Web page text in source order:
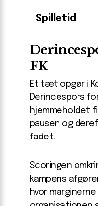
Spilletid
FK
Et tæt opgør i
Derincespors
hjemmeholdet
pausen og
fadet.
Scoringen
kampens
hvor